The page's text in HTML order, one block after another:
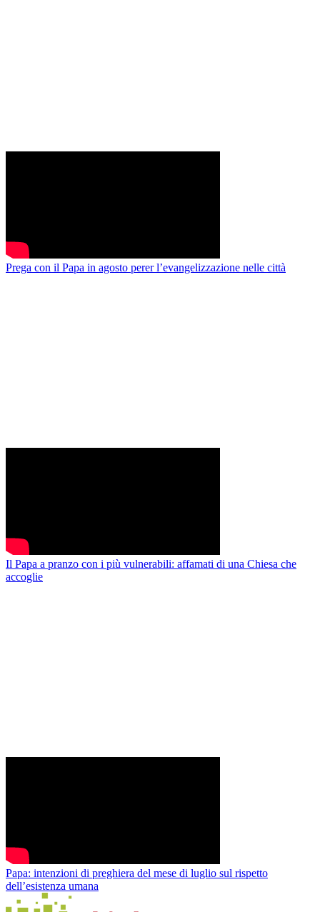
Prega con il Papa in agosto perer l’evangelizzazione nelle città
Il Papa a pranzo con i più vulnerabili: affamati di una Chiesa che
accoglie
Papa: intenzioni di preghiera del mese di luglio sul rispetto
dell’esistenza umana